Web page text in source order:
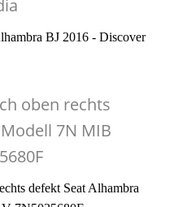
BJ 2016 - Discover
oben rechts
7N MIB
defekt Seat Alhambra